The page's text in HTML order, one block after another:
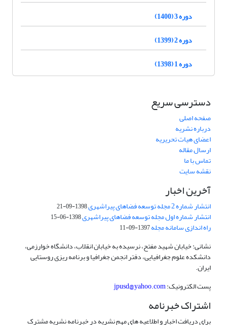
دوره 3 (1400)
دوره 2 (1399)
دوره 1 (1398)
دسترسی سریع
صفحه اصلی
درباره نشریه
اعضای هیات تحریریه
ارسال مقاله
تماس با ما
نقشه سایت
آخرین اخبار
انتشار شماره 2 مجله توسعه فضاهای پیراشهری 1398-09-21
انتشار شماره اول مجله توسعه فضاهای پیراشهری1398-06-15
راه اندازی سامانه مجله1397-09-11
نشانی: خیابان شهید مفتح، نرسیده به خیابان انقلاب، دانشگاه خوارزمی،
دانشکده علوم جغرافیایی، دفتر انجمن جغرافیا و برنامه ریزی روستایی
ایران.
پست الکترونیک:jpusd@yahoo.com
اشتراک خبرنامه
برای دریافت اخبار و اطلاعیه های مهم نشریه در خبرنامه نشریه مشترک